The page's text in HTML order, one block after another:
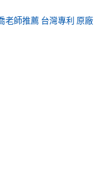
老師推薦 台灣專利 原廠